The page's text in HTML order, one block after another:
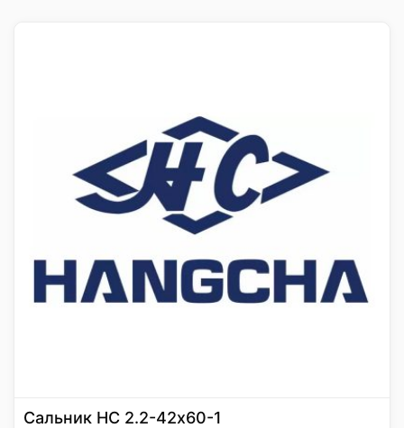
Сальник HC 2.2-42х60-1